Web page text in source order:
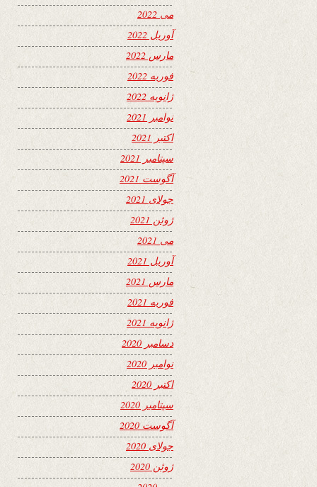
می 2022
آوریل 2022
مارس 2022
فوریه 2022
ژانویه 2022
نوامبر 2021
اکتبر 2021
سپتامبر 2021
آگوست 2021
جولای 2021
ژوئن 2021
می 2021
آوریل 2021
مارس 2021
فوریه 2021
ژانویه 2021
دسامبر 2020
نوامبر 2020
اکتبر 2020
سپتامبر 2020
آگوست 2020
جولای 2020
ژوئن 2020